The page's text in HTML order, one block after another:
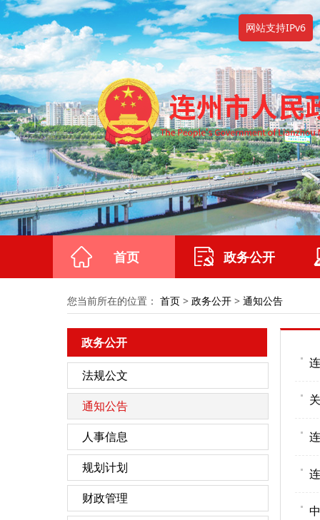
网站支持IPv6
首页 政务公开
您当前所在的位置： 首页 > 政务公开 > 通知公告
政务公开
法规公文
通知公告
人事信息
规划计划
财政管理